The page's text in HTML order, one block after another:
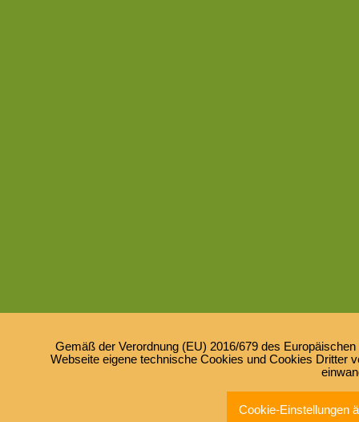
Gemäß der Verordnung (EU) 2016/679 des
Webseite eigene technische Cookies und Cookies Dritter
Cookie-Einstellungen